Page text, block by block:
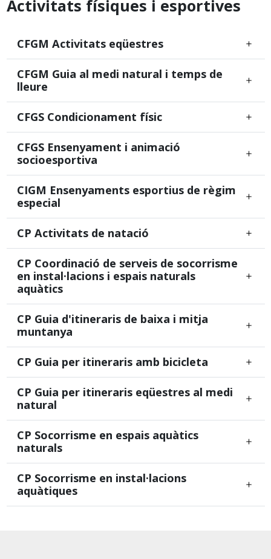
Activitats físiques i esportives
CFGM Activitats eqüestres
CFGM Guia al medi natural i temps de
lleure
CFGS Condicionament físic
CFGS Ensenyament i animació
socioesportiva
CIGM Ensenyaments esportius de règim
especial
CP Activitats de natació
CP Coordinació de serveis de socorrisme
en instal·lacions i espais naturals
aquàtics
CP Guia d'itineraris de baixa i mitja
muntanya
CP Guia per itineraris amb bicicleta
CP Guia per itineraris eqüestres al medi
natural
CP Socorrisme en espais aquàtics
naturals
CP Socorrisme en instal·lacions
aquàtiques